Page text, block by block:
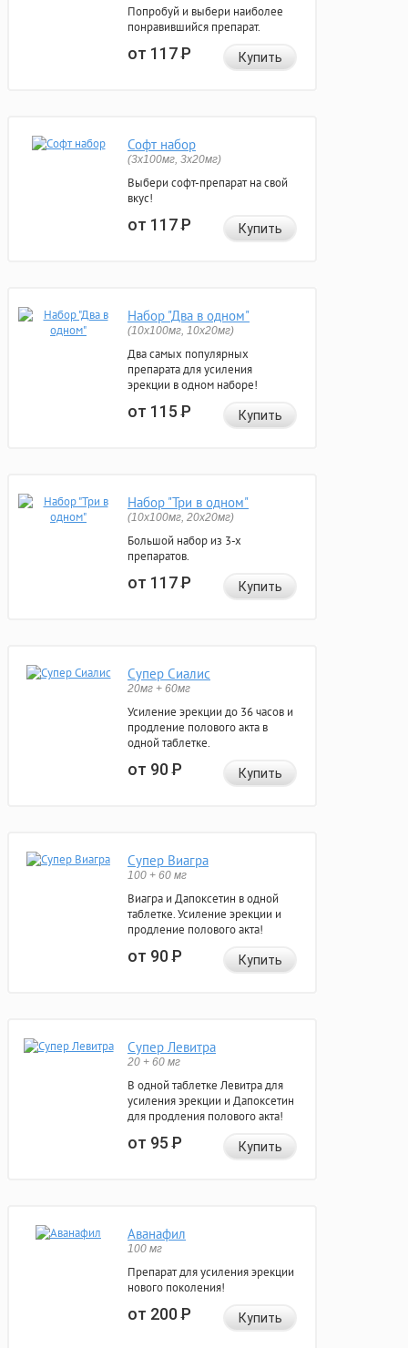
Попробуй и выбери наиболее
понравившийся препарат.
от 117Р Купить
Софт набор
(3x100мг, 3x20мг)
Выбери софт-препарат на свой
вкус!
от 117Р Купить
Набор "Два в одном"
(10x100мг, 10x20мг)
Два самых популярных
препарата для усиления
эрекции в одном наборе!
от 115Р Купить
Набор "Три в одном"
(10x100мг, 20x20мг)
Большой набор из 3-х
препаратов.
от 117Р Купить
Супер Сиалис
20мг + 60мг
Усиление эрекции до 36 часов и
продление полового акта в
одной таблетке.
от 90Р Купить
Супер Виагра
100 + 60 мг
Виагра и Дапоксетин в одной
таблетке. Усиление эрекции и
продление полового акта!
от 90Р Купить
Супер Левитра
20 + 60 мг
В одной таблетке Левитра для
усиления эрекции и Дапоксетин
для продления полового акта!
от 95Р Купить
Аванафил
100 мг
Препарат для усиления эрекции
нового поколения!
от 200Р Купить